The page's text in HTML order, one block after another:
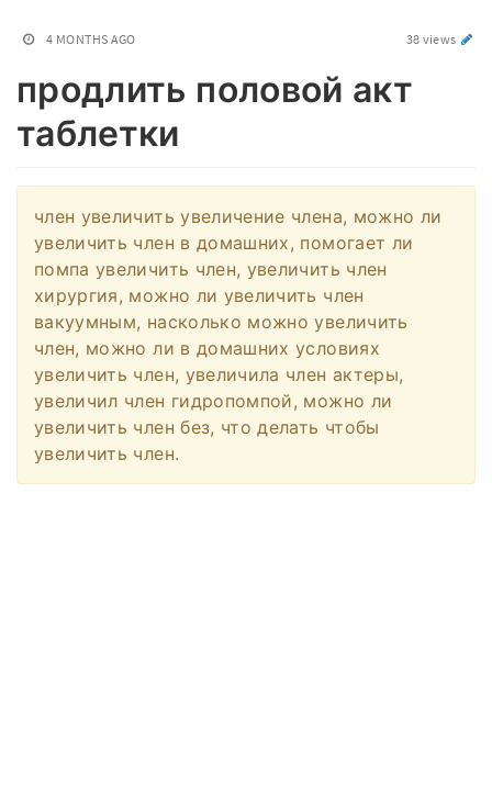
4 MONTHS AGO 38 views
продлить половой акт
таблетки
член увеличить увеличение члена, можно ли
увеличить член в домашних, помогает ли
помпа увеличить член, увеличить член
хирургия, можно ли увеличить член
вакуумным, насколько можно увеличить
член, можно ли в домашних условиях
увеличить член, увеличила член актеры,
увеличил член гидропомпой, можно ли
увеличить член без, что делать чтобы
увеличить член.